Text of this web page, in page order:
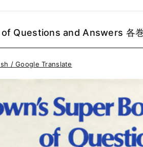
Questions and Answers 各
/ Google Translate